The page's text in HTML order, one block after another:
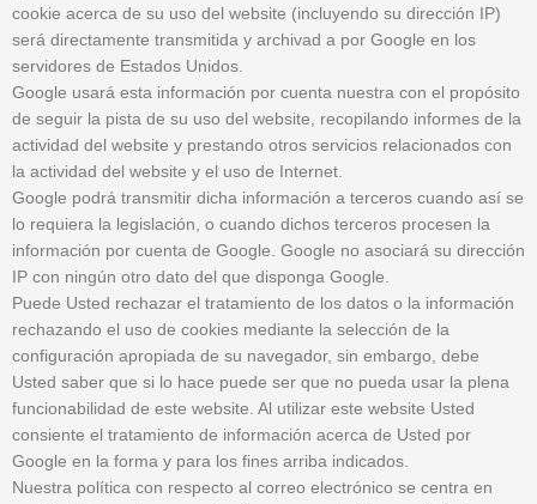
cookie acerca de su uso del website (incluyendo su dirección IP)
será directamente transmitida y archivad a por Google en los
servidores de Estados Unidos.
Google usará esta información por cuenta nuestra con el propósito
de seguir la pista de su uso del website, recopilando informes de la
actividad del website y prestando otros servicios relacionados con
la actividad del website y el uso de Internet.
Google podrá transmitir dicha información a terceros cuando así se
lo requiera la legislación, o cuando dichos terceros procesen la
información por cuenta de Google. Google no asociará su dirección
IP con ningún otro dato del que disponga Google.
Puede Usted rechazar el tratamiento de los datos o la información
rechazando el uso de cookies mediante la selección de la
configuración apropiada de su navegador, sin embargo, debe
Usted saber que si lo hace puede ser que no pueda usar la plena
funcionabilidad de este website. Al utilizar este website Usted
consiente el tratamiento de información acerca de Usted por
Google en la forma y para los fines arriba indicados.
Nuestra política con respecto al correo electrónico se centra en